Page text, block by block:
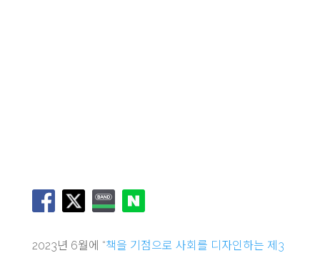
2023년 6월에 “책을 기점으로 사회를 디자인하는 제3